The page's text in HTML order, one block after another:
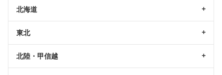
北海道
東北
北陸・甲信越